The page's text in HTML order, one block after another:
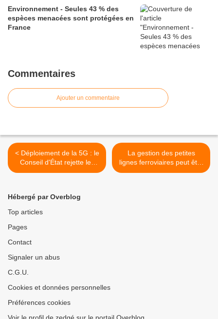
Environnement - Seules 43 % des
espèces menacées sont protégées en
France
Commentaires
Ajouter un commentaire
< Déploiement de la 5G : le
Conseil d'État rejette les
recours contre l'attribution
La gestion des petites
lignes ferroviaires peut être
transférée aux régions >
Hébergé par Overblog
Top articles
Pages
Contact
Signaler un abus
C.G.U.
Cookies et données personnelles
Préférences cookies